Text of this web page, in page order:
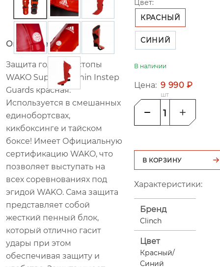
Описание товара
Защита голени и стопы
WAKO Super Pro Shin Instep
Guards красная.
Используется в смешанных
единобортсвах,
кикбоксинге и тайском
боксе! Имеет Официальную
сертификацию WAKO, что
позволяет выступать на
всех соревнованиях под
эгидой WAKO. Сама защита
представляет собой
жесткий пенный блок,
который отлично гасит
удары при этом
обеспечивая защиту и
Цвет:
КРАСНЫЙ
СИНИЙ
В наличии
Цена: 9 990 ₽
шт
В КОРЗИНУ
Характеристики:
Бренд
Clinch
Цвет
Красный/
Синий